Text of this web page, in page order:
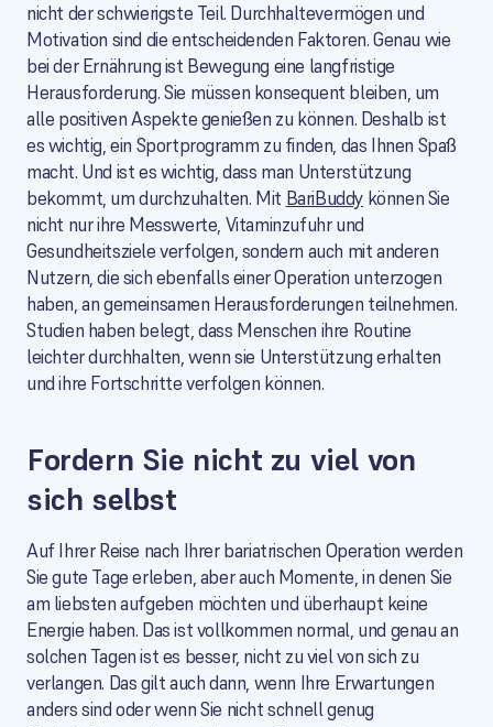
nicht der schwierigste Teil. Durchhaltevermögen und
Motivation sind die entscheidenden Faktoren. Genau wie
bei der Ernährung ist Bewegung eine langfristige
Herausforderung. Sie müssen konsequent bleiben, um
alle positiven Aspekte genießen zu können. Deshalb ist
es wichtig, ein Sportprogramm zu finden, das Ihnen Spaß
macht. Und ist es wichtig, dass man Unterstützung
bekommt, um durchzuhalten. Mit BariBuddy können Sie
nicht nur ihre Messwerte, Vitaminzufuhr und
Gesundheitsziele verfolgen, sondern auch mit anderen
Nutzern, die sich ebenfalls einer Operation unterzogen
haben, an gemeinsamen Herausforderungen teilnehmen.
Studien haben belegt, dass Menschen ihre Routine
leichter durchhalten, wenn sie Unterstützung erhalten
und ihre Fortschritte verfolgen können.
Fordern Sie nicht zu viel von
sich selbst
Auf Ihrer Reise nach Ihrer bariatrischen Operation werden
Sie gute Tage erleben, aber auch Momente, in denen Sie
am liebsten aufgeben möchten und überhaupt keine
Energie haben. Das ist vollkommen normal, und genau an
solchen Tagen ist es besser, nicht zu viel von sich zu
verlangen. Das gilt auch dann, wenn Ihre Erwartungen
anders sind oder wenn Sie nicht schnell genug